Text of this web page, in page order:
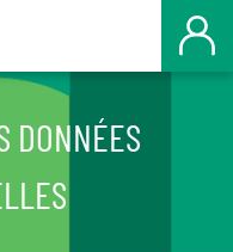
DONNÉES